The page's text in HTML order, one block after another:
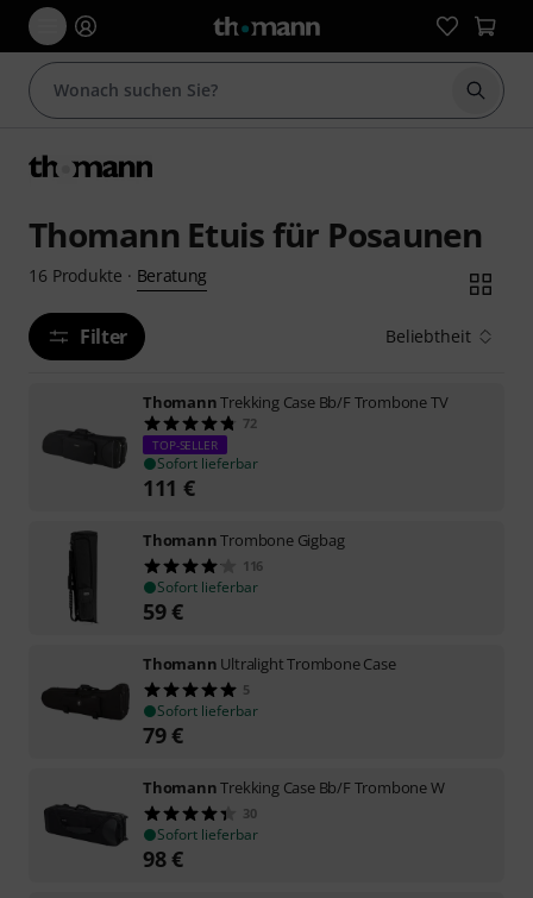
Suche
Thomann Etuis für Posaunen
16 Produkte · Beratung
Filter Beliebtheit
ThomannTrekking Case Bb/F Trombone TV
72
TOP-SELLER
Sofort lieferbar
111 €
ThomannTrombone Gigbag
116
Sofort lieferbar
59€
Thomann Ultralight Trombone Case
5
Sofort lieferbar
79€
ThomannTrekking Case Bb/F Trombone W
30
Sofort lieferbar
98€